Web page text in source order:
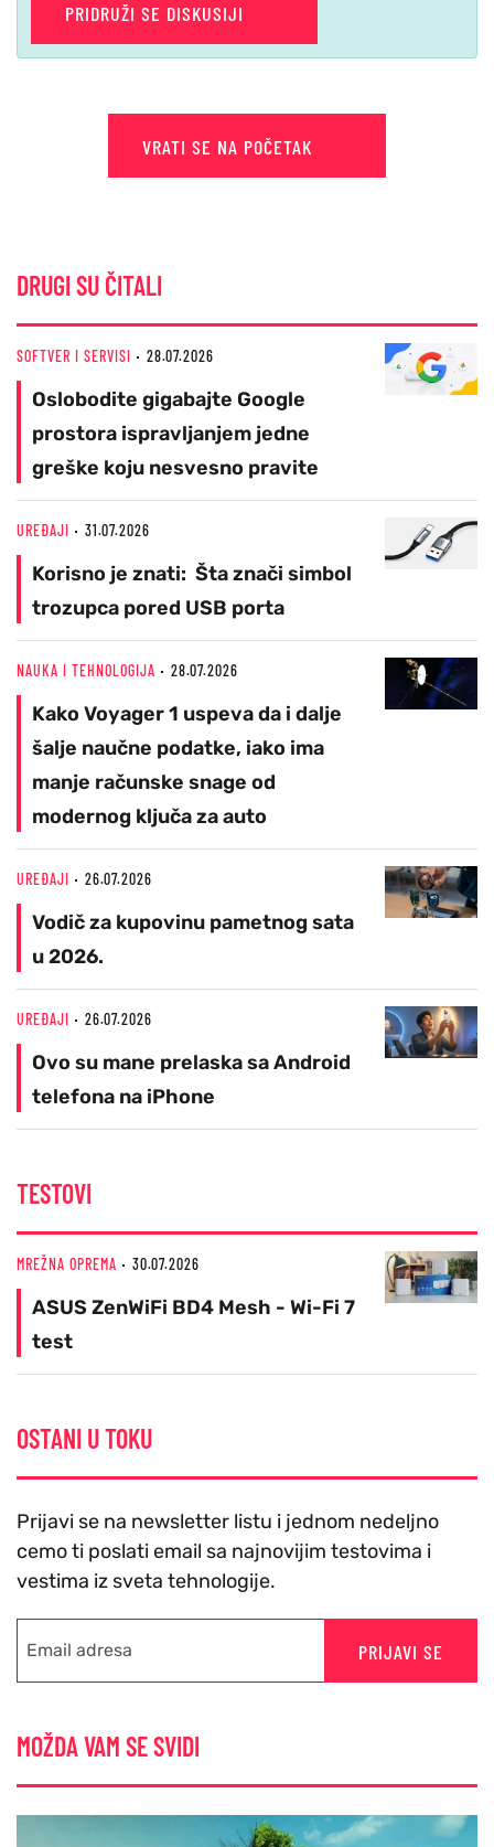
PRIDRUŽI SE DISKUSIJI
VRATI SE NA POČETAK
DRUGI SU ČITALI
SOFTVER I SERVISI 28.07.2026
Oslobodite gigabajte Google
prostora ispravljanjem jedne
greške koju nesvesno pravite
UREĐAJI 31.07.2026
Korisno je znati: Šta znači simbol
trozupca pored USB porta
NAUKA I TEHNOLOGIJA 28.07.2026
Kako Voyager 1 uspeva da i dalje
šalje naučne podatke, iako ima
manje računske snage od
modernog ključa za auto
UREĐAJI 26.07.2026
Vodič za kupovinu pametnog sata
u 2026.
UREĐAJI 26.07.2026
Ovo su mane prelaska sa Android
telefona na iPhone
TESTOVI
MREŽNA OPREMA 30.07.2026
ASUS ZenWiFi BD4 Mesh - Wi-Fi 7
test
OSTANI U TOKU
Prijavi se na newsletter listu i jednom nedeljno
cemo ti poslati email sa najnovijim testovima i
vestima iz sveta tehnologije.
PRIJAVI SE
MOŽDA VAM SE SVIDI